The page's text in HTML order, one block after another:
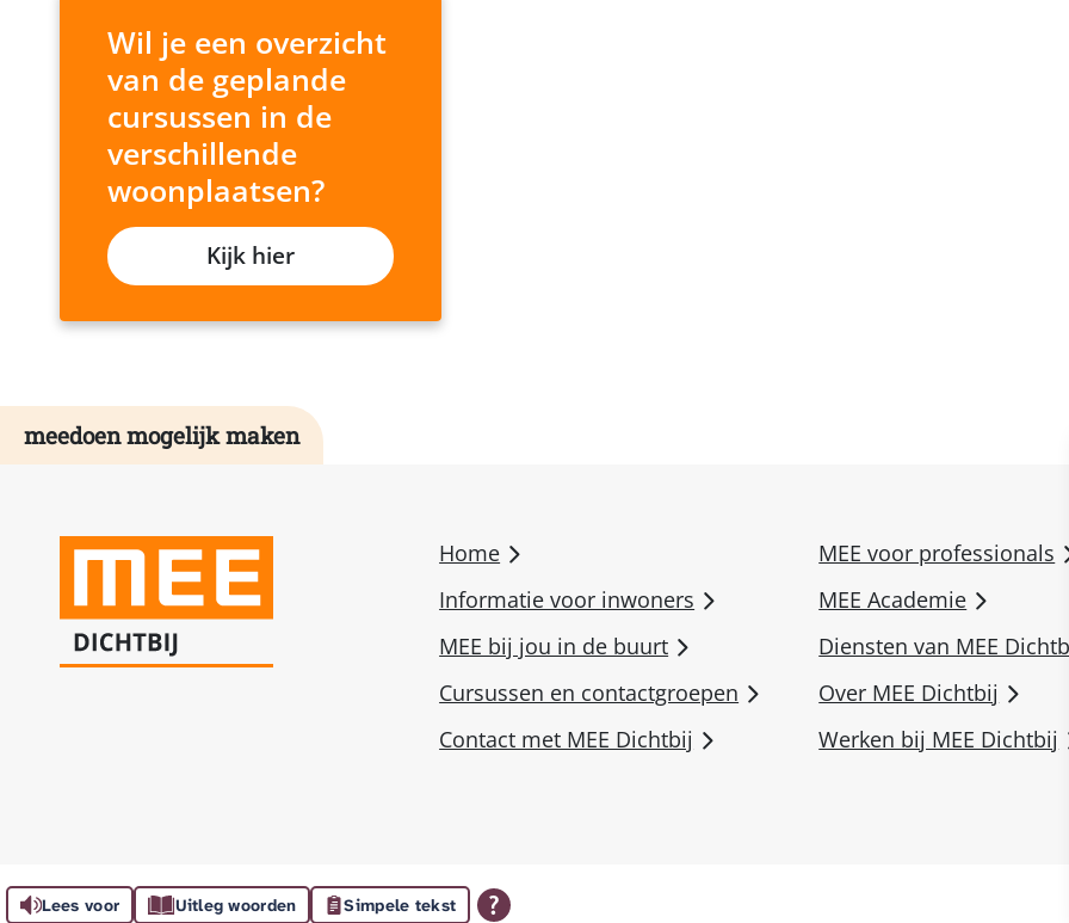
Wil je een overzicht
van de geplande
cursussen in de
verschillende
woonplaatsen?
Kijk hier
Home
Informatie voor inwoners
MEE bij jou in de buurt
Cursussen en contactgroepen
Contact met MEE Dichtbij
MEE voor professionals
MEE Academie
Diensten van MEE
Over MEE Dichtbij
Werken bij MEE Dichtbij
meedoen mogelijk maken
© MEE Dichtbij 2026
Lees voor Uitleg woorden Simpele tekst